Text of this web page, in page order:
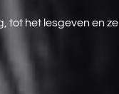
het lesgeven en